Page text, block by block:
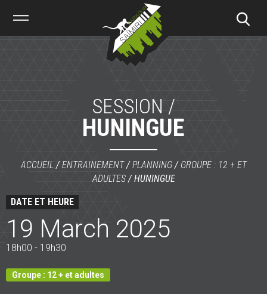
Parkour
SESSION /
HUNINGUE
ACCUEIL /ENTRAINEMENT/PLANNING/ GROUPE : 12 + ET
ADULTES/HUNINGUE
DATE ET HEURE
19 March 2025
18h00 - 19h30
Groupe : 12 + et adultes